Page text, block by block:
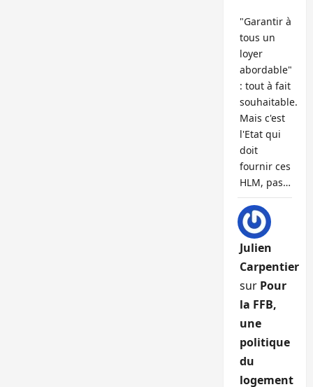
"Garantir à
tous un
loyer
abordable"
: tout à fait
souhaitable.
Mais c'est
l'Etat qui
doit
fournir ces
HLM, pas…
Julien
Carpentier
sur Pour
la FFB,
une
politique
du
logement